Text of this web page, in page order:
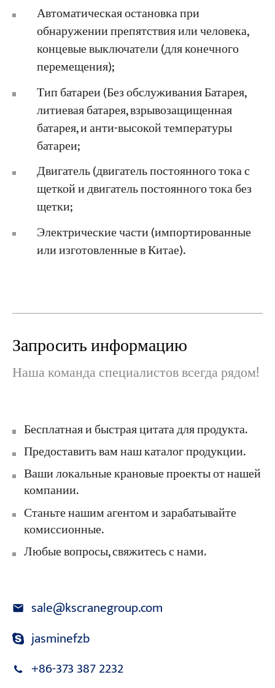
Автоматическая остановка при
обнаружении препятствия или человека,
концевые выключатели (для конечного
перемещения);
Тип батареи (Без обслуживания Батарея,
литиевая батарея, взрывозащищенная
батарея, и анти-высокой температуры
батареи;
Двигатель (двигатель постоянного тока с
щеткой и двигатель постоянного тока без
щетки;
Электрические части (импортированные
или изготовленные в Китае).
Запросить информацию
Наша команда специалистов всегда рядом!
Бесплатная и быстрая цитата для продукта.
Предоставить вам наш каталог продукции.
Ваши локальные крановые проекты от нашей
компании.
Станьте нашим агентом и зарабатывайте
комиссионные.
Любые вопросы, свяжитесь с нами.
sale@kscranegroup.com
jasminefzb
+86-373 387 2232